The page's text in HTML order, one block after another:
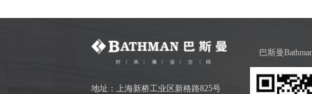
地址：上海新桥工业区新格路825号
巴斯曼